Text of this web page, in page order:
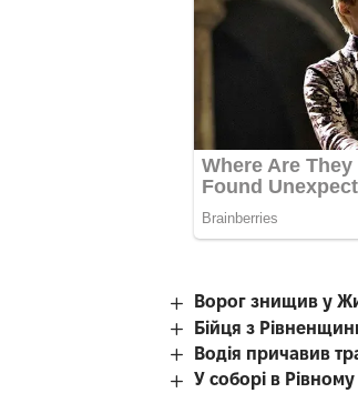
Ворог знищив у
Бійця з
Водія причавив
У соборі в